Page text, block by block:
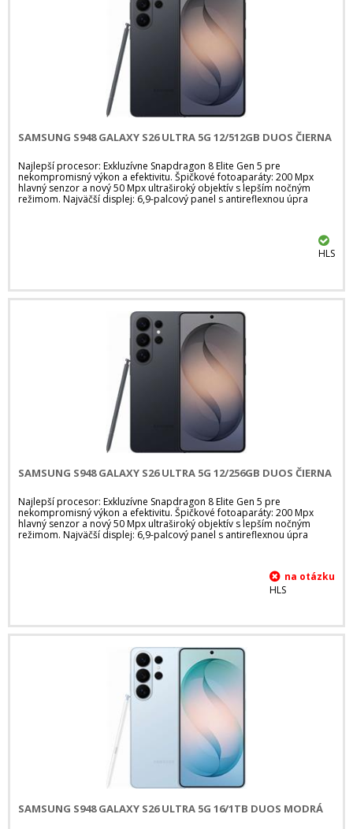
SAMSUNG S948 GALAXY S26 ULTRA 5G 12/512GB DUOS ČIERNA
Najlepší procesor: Exkluzívne Snapdragon 8 Elite Gen 5 pre
nekompromisný výkon a efektivitu. Špičkové fotoaparáty: 200 Mpx
hlavný senzor a nový 50 Mpx ultraširoký objektív s lepším nočným
režimom. Najväčší displej: 6,9-palcový panel s antireflexnou úpra
HLS
SAMSUNG S948 GALAXY S26 ULTRA 5G 12/256GB DUOS ČIERNA
Najlepší procesor: Exkluzívne Snapdragon 8 Elite Gen 5 pre
nekompromisný výkon a efektivitu. Špičkové fotoaparáty: 200 Mpx
hlavný senzor a nový 50 Mpx ultraširoký objektív s lepším nočným
režimom. Najväčší displej: 6,9-palcový panel s antireflexnou úpra
HLS
SAMSUNG S948 GALAXY S26 ULTRA 5G 16/1TB DUOS MODRÁ